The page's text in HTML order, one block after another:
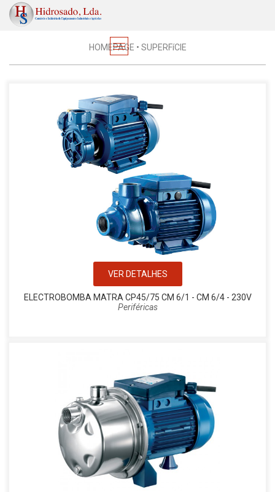
Electrobombas
HOMEPAGE • SUPERFíCIE
VER DETALHES
ELECTROBOMBA MATRA CP45/75 CM 6/1 - CM 6/4 - 230V
Periféricas